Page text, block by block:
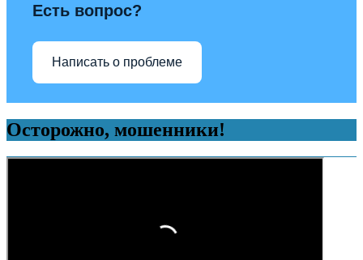
Есть вопрос?
Написать о проблеме
Осторожно, мошенники!